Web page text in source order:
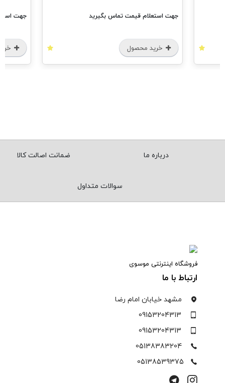
جهت استعلام قیمت تماس بگیرید
خرید محصول
جهت
درباره ما ضمانت اصالت کالا
سوالات متداول
فروشگاه اینترنتی موسوی
ارتباط با ما
مشهد خیابان امام رضا
09153204313
09153204313
05138383204
05138539375